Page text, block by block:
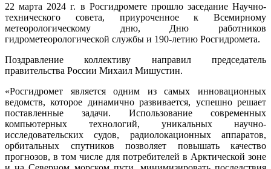
22 марта 2024 г. в Росгидромете прошло заседание Научно-
технического совета, приуроченное к Всемирному
метеорологическому дню, Дню работников
гидрометеорологической службы и 190-летию Росгидромета.
Поздравление коллективу направил председатель
правительства России Михаил Мишустин.
«Росгидромет является одним из самых инновационных
ведомств, которое динамично развивается, успешно решает
поставленные задачи. Использование современных
компьютерных технологий, уникальных научно-
исследовательских судов, радиолокационных аппаратов,
орбитальных спутников позволяет повышать качество
прогнозов, в том числе для потребителей в Арктической зоне